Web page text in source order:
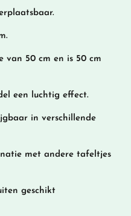
van 50 cm en is 50 cm
een luchtig effect.
in verschillende
met andere tafeltjes
geschikt